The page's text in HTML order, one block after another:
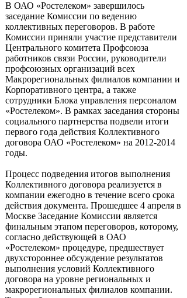
В ОАО «Ростелеком» завершилось
заседание Комиссии по ведению
коллективных переговоров. В работе
Комиссии приняли участие представители
Центрального комитета Профсоюза
работников связи России, руководители
профсоюзных организаций всех
Макрорегиональных филиалов компании и
Корпоративного центра, а также
сотрудники Блока управления персоналом
«Ростелеком». В рамках заседания стороны
социального партнерства подвели итоги
первого года действия Коллективного
договора ОАО «Ростелеком» на 2012-2014
годы.
Процесс подведения итогов выполнения
Коллективного договора реализуется в
компании ежегодно в течение всего срока
действия документа. Прошедшее 4 апреля в
Москве Заседание Комиссии является
финальным этапом переговоров, которому,
согласно действующей в ОАО
«Ростелеком» процедуре, предшествует
двухстороннее обсуждение результатов
выполнения условий Коллективного
договора на уровне региональных и
макрорегиональных филиалов компании.